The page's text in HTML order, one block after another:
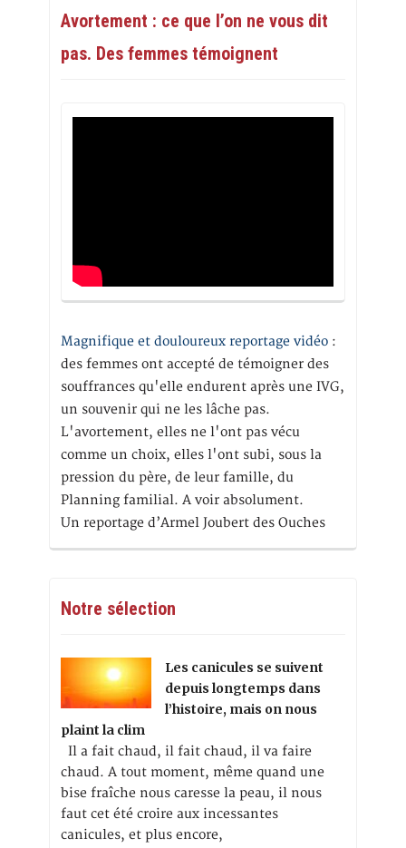
Avortement : ce que l’on ne vous dit
pas. Des femmes témoignent
Magnifique et douloureux reportage vidéo :
des femmes ont accepté de témoigner des
souffrances qu'elle endurent après une IVG,
un souvenir qui ne les lâche pas.
L'avortement, elles ne l'ont pas vécu
comme un choix, elles l'ont subi, sous la
pression du père, de leur famille, du
Planning familial. A voir absolument.
Un reportage d’Armel Joubert des Ouches
Notre sélection
Les canicules se suivent
depuis longtemps dans
l’histoire, mais on nous
plaint la clim
Il a fait chaud, il fait chaud, il va faire
chaud. A tout moment, même quand une
bise fraîche nous caresse la peau, il nous
faut cet été croire aux incessantes
canicules, et plus encore,